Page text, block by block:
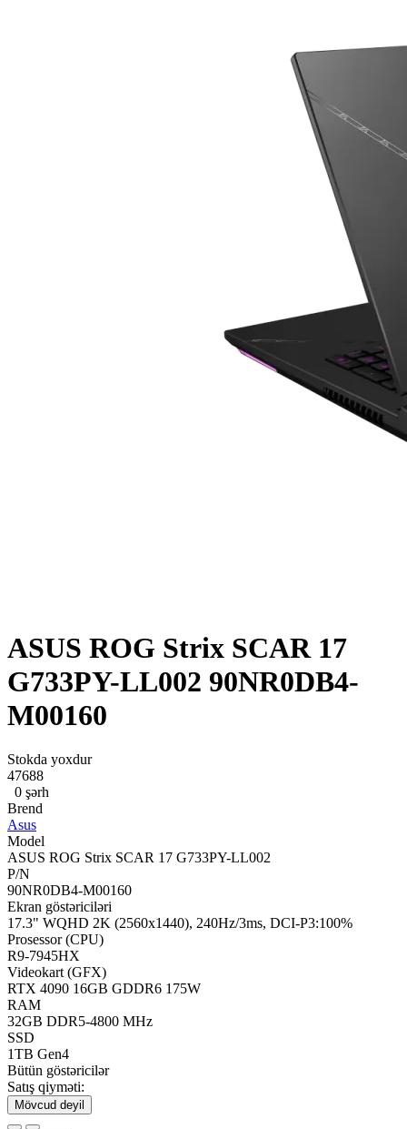
ASUS ROG Strix SCAR 17
G733PY-LL002 90NR0DB4-
M00160
Stokda yoxdur
47688
0 şərh
Brend
Asus
Model
ASUS ROG Strix SCAR 17 G733PY-LL002
P/N
90NR0DB4-M00160
Ekran göstəriciləri
17.3" WQHD 2K (2560x1440), 240Hz/3ms, DCI-P3:100%
Prosessor (CPU)
R9-7945HX
Videokart (GFX)
RTX 4090 16GB GDDR6 175W
RAM
32GB DDR5-4800 MHz
SSD
1TB Gen4
Bütün göstəricilər
Satış qiyməti:
Mövcud deyil